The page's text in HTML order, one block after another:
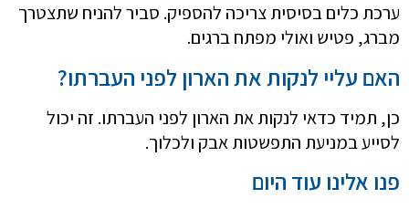
ערכת כלים בסיסית צריכה להספיק. סביר להניח שתצטרך
מברג, פטיש ואולי מפתח ברגים.
האם עליי לנקות את הארון לפני העברתו?
כן, תמיד כדאי לנקות את הארון לפני העברתו. זה יכול
לסייע במניעת התפשטות אבק ולכלוך.
פנו אלינו עוד היום